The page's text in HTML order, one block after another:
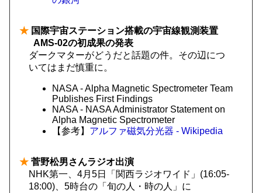
★ 国際宇宙ステーション搭載の宇宙線観測装置
AMS-02の初成果の発表
ダークマターがどうだと話題の件。その辺につ
いてはまだ慎重に。
NASA - Alpha Magnetic Spectrometer Team
Publishes First Findings
NASA - NASA Administrator Statement on
Alpha Magnetic Spectrometer
【参考】 アルファ磁気分光器 - Wikipedia
★ 菅野松男さんラジオ出演
NHK第一、4月5日「関西ラジオワイド」(16:05-
18:00)、5時台の「旬の人・時の人」に